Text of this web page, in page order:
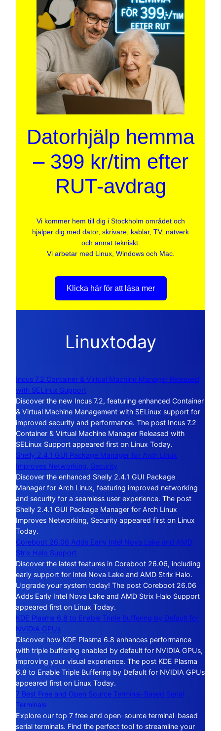
Datorhjälp hemma
– 399 kr/tim efter
RUT-avdrag
Vi kommer hem till dig i Stockholm området och
hjälper dig med dator, skrivare, kablar, TV, nätverk
och annat tekniskt.
Vi arbetar med Linux, Windows och Mac.
Klicka här för att läsa mer
Linuxtoday
Incus 7.2 Container & Virtual Machine Manager Released
with SELinux Support
Discover the new Incus 7.2, featuring enhanced Container
& Virtual Machine Management with SELinux support for
improved security and performance. The post Incus 7.2
Container & Virtual Machine Manager Released with
SELinux Support appeared first on Linux Today.
Shelly 2.4.1 GUI Package Manager for Arch Linux
Improves Networking, Security
Discover the enhanced Shelly 2.4.1 GUI Package
Manager for Arch Linux, featuring improved networking
and security for a seamless user experience. The post
Shelly 2.4.1 GUI Package Manager for Arch Linux
Improves Networking, Security appeared first on Linux
Today.
Coreboot 26.06 Adds Early Intel Nova Lake and AMD
Strix Halo Support
Discover the latest features in Coreboot 26.06, including
early support for Intel Nova Lake and AMD Strix Halo.
Upgrade your system today! The post Coreboot 26.06
Adds Early Intel Nova Lake and AMD Strix Halo Support
appeared first on Linux Today.
KDE Plasma 6.8 to Enable Triple Buffering by Default for
NVIDIA GPUs
Discover how KDE Plasma 6.8 enhances performance
with triple buffering enabled by default for NVIDIA GPUs,
improving your visual experience. The post KDE Plasma
6.8 to Enable Triple Buffering by Default for NVIDIA GPUs
appeared first on Linux Today.
7 Best Free and Open Source Terminal-Based Serial
Terminals
Explore our top 7 free and open-source terminal-based
serial terminals. Find the perfect tool to streamline your